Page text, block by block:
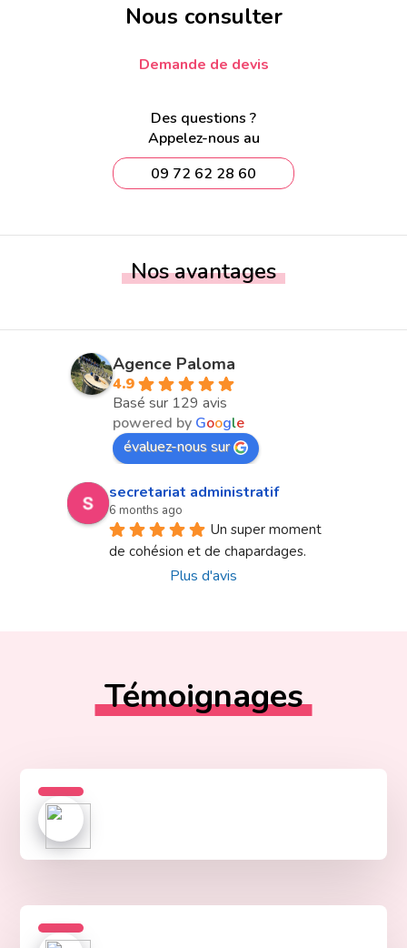
Nous consulter
Demande de devis
Des questions ?
Appelez-nous au
09 72 62 28 60
Nos avantages
Agence Paloma
4.9
Basé sur 129 avis
powered by Google
évaluez-nous sur
secretariat administratif
6 months ago
Un super moment
de cohésion et de chapardages.
Plus d'avis
Témoignages